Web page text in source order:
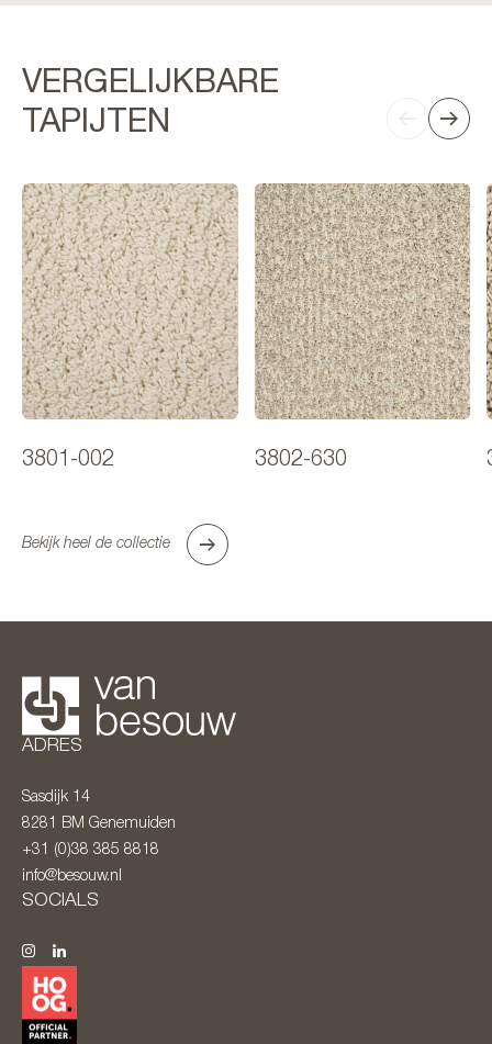
VERGELIJKBARE
TAPIJTEN
3801-002 3802-630
Bekijk heel de collectie
ADRES
Sasdijk 14
8281 BM Genemuiden
+31 (0)38 385 8818
info@besouw.nl
SOCIALS